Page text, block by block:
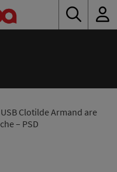
Clotilde Armand are
– PSD